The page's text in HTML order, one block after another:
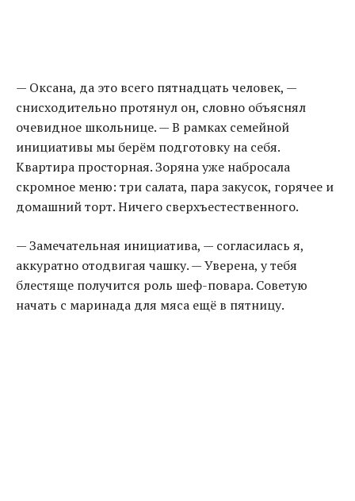
— Оксана, да это всего пятнадцать человек, —
снисходительно протянул он, словно объяснял
очевидное школьнице. — В рамках семейной
инициативы мы берём подготовку на себя.
Квартира просторная. Зоряна уже набросала
скромное меню: три салата, пара закусок, горячее и
домашний торт. Ничего сверхъестественного.
— Замечательная инициатива, — согласилась я,
аккуратно отодвигая чашку. — Уверена, у тебя
блестяще получится роль шеф-повара. Советую
начать с маринада для мяса ещё в пятницу.